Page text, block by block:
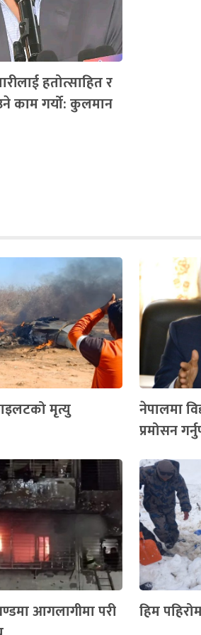
हतोत्साहित र
काम गर्यो: कुलमान
मृत्यु
नेपालमा
प्रमोसन
आगलागीमा परी
हिम